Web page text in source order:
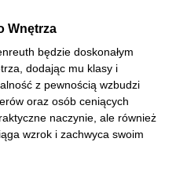
Wnętrza
będzie doskonałym
dodając mu klasy i
z pewnością wzbudzi
oraz osób ceniących
naczynie, ale również
wzrok i zachwyca swoim